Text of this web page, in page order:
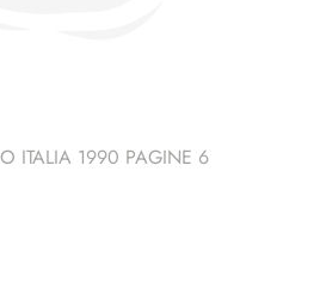
ITALIA 1990 PAGINE 6